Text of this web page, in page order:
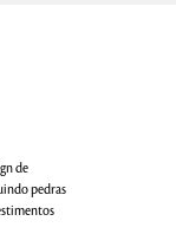
de
pedras